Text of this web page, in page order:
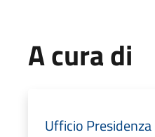
A cura di
Ufficio